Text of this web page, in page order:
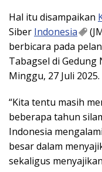
Hal itu disampaikan
Siber Indonesia
berbicara pada
Tabagsel di Gedung
Minggu, 27 Juli 2025.
“Kita tentu masih
beberapa tahun
Indonesia
besar dalam
sekaligus